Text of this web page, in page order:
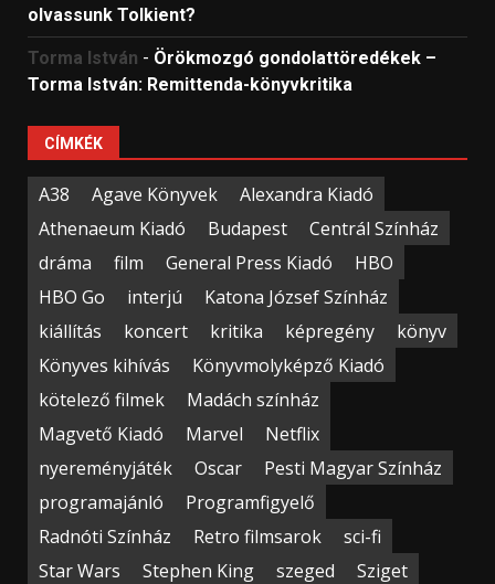
olvassunk Tolkient?
Torma István - Örökmozgó gondolattöredékek –
Torma István: Remittenda-könyvkritika
CÍMKÉK
A38 Agave Könyvek
Alexandra Kiadó
Athenaeum Kiadó
Budapest
Centrál Színház
dráma
film General Press Kiadó
HBO
HBO Go
interjú
Katona József Színház
kiállítás
koncert kritika képregény
könyv
Könyves kihívás
Könyvmolyképző Kiadó
kötelező filmek
Madách színház
Magvető Kiadó
Marvel
Netflix
nyereményjáték
Oscar
Pesti Magyar Színház
programajánló
Programfigyelő
Radnóti Színház
Retro filmsarok
sci-fi
Star Wars
Stephen King szeged
Sziget